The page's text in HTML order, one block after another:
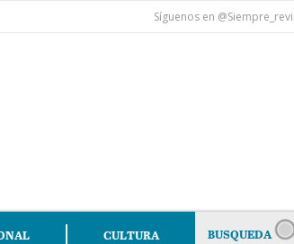
Síguenos en
CULTURA